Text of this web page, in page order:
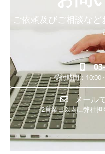
ご依頼及びご相談な
受付時間：10:00
メール
2営業日以内に弊社